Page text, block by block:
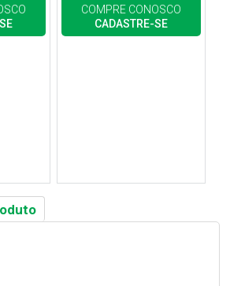
COMPRE CONOSCO
CADASTRE-SE